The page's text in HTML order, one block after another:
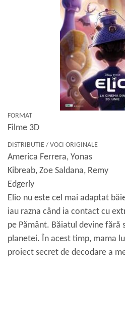
FORMAT
Filme 3D
DISTRIBUTIE / VOCI ORIGINALE
America Ferrera, Yonas
Kibreab, Zoe Saldana, Remy
Edgerly
Elio nu este cel mai adaptat
iau razna când ia contact cu
pe Pământ. Băiatul devine fără
planetei. În acest timp, mama
proiect secret de decodare a